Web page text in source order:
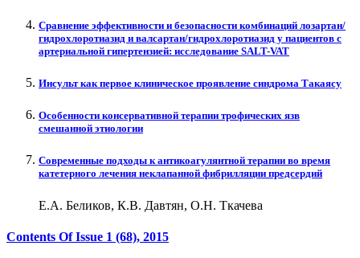
Сравнение эффективности и безопасности комбинаций лозартан/
гидрохлоротиазид и валсартан/гидрохлоротиазид у пациентов с
артериальной гипертензией: исследование SALT-VAT
Инсульт как первое клиническое проявление синдрома Такаясу
Особенности консервативной терапии трофических язв
смешанной этиологии
Современные подходы к антикоагулянтной терапии во время
катетерного лечения неклапанной фибрилляции предсердий
Е.А. Беликов, К.В. Давтян, О.Н. Ткачева
Contents Of Issue 1 (68), 2015